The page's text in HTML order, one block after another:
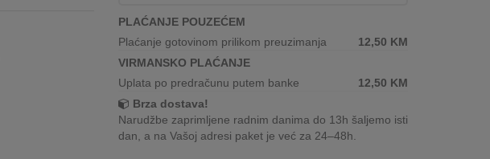
PLAĆANJE POUZEĆEM
Plaćanje gotovinom prilikom preuzimanja
12,50 KM
VIRMANSKO PLAĆANJE
Uplata po predračunu putem banke
12,50 KM
Brza dostava!
Narudžbe zaprimljene radnim danima do 13h šaljemo isti
dan, a na Vašoj adresi paket je već za 24–48h.